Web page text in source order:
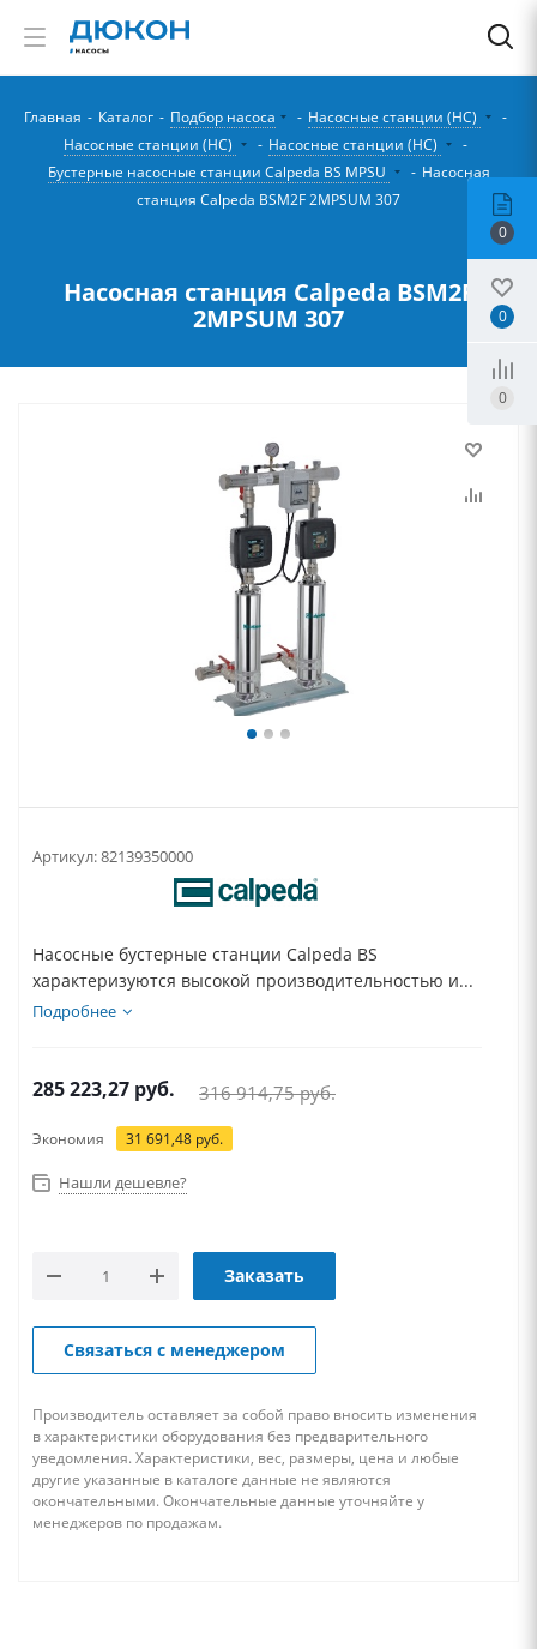
Главная - Каталог - Подбор насоса - Насосные станции (НС)
-
Насосные станции (НС)
- Насосные станции (НС)
-
Бустерные насосные станции Calpeda BS MPSU
- Насосная
станция Calpeda BSM2F 2MPSUM 307
Насосная станция Calpeda BSM2F
2MPSUM 307
Артикул:82139350000
Насосные бустерные станции Calpeda BS
характеризуются высокой производительностью и...
Подробнее
285 223,27 руб. 316 914,75руб.
Экономия 31 691,48 руб.
Нашли дешевле?
Заказать
Связаться с менеджером
Производитель оставляет за собой право вносить изменения
в характеристики оборудования без предварительного
уведомления. Характеристики, вес, размеры, цена и любые
другие указанные в каталоге данные не являются
окончательными. Окончательные данные уточняйте у
менеджеров по продажам.
0
0
0